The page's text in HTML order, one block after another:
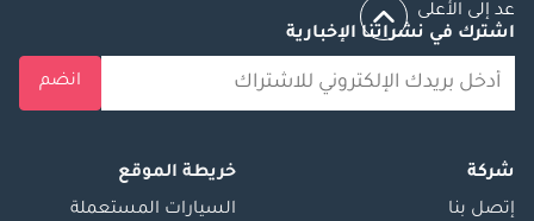
عد إلى الأعلى
اشترك في نشراتنا الإخبارية
انضم
شركة
إتصل بنا
خريطة الموقع
السيارات المستعملة